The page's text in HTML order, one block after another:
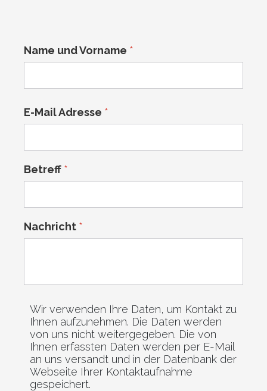
Name und Vorname *
E-Mail Adresse *
Betreff *
Nachricht *
Wir verwenden Ihre Daten, um Kontakt zu
Ihnen aufzunehmen. Die Daten werden
von uns nicht weitergegeben. Die von
Ihnen erfassten Daten werden per E-Mail
an uns versandt und in der Datenbank der
Webseite Ihrer Kontaktaufnahme
gespeichert.